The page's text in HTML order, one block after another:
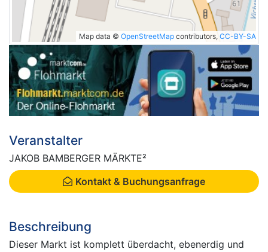
Map data © OpenStreetMap contributors, CC-BY-SA
Veranstalter
JAKOB BAMBERGER MÄRKTE²
Kontakt & Buchungsanfrage
Beschreibung
Dieser Markt ist komplett überdacht, ebenerdig und